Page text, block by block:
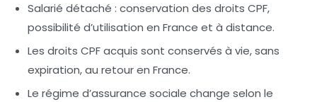
Salarié détaché : conservation des droits CPF,
possibilité d’utilisation en France et à distance.
Les droits CPF acquis sont conservés à vie, sans
expiration, au retour en France.
Le régime d’assurance sociale change selon le